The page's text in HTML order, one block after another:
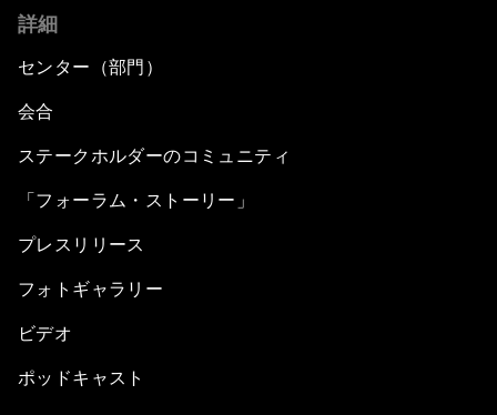
詳細
センター（部門）
会合
ステークホルダーのコミュニティ
「フォーラム・ストーリー」
プレスリリース
フォトギャラリー
ビデオ
ポッドキャスト